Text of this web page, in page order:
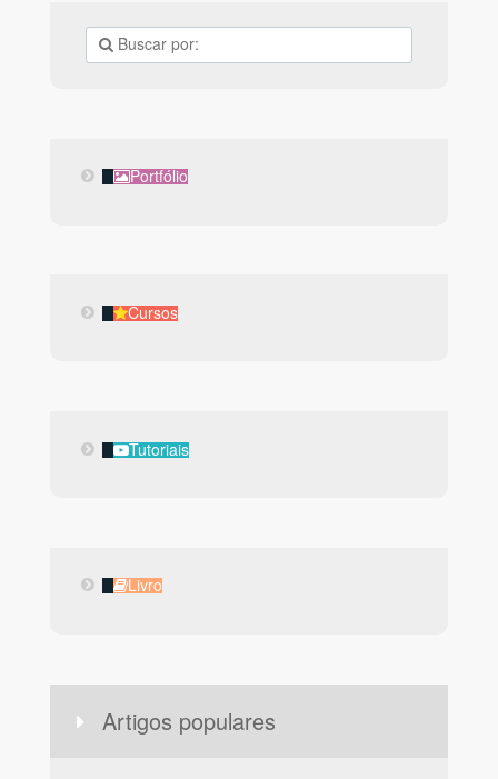
PortfólioPortfólio
CursosCursos
TutoriaisTutoriais
LivroLivro
Artigos populares